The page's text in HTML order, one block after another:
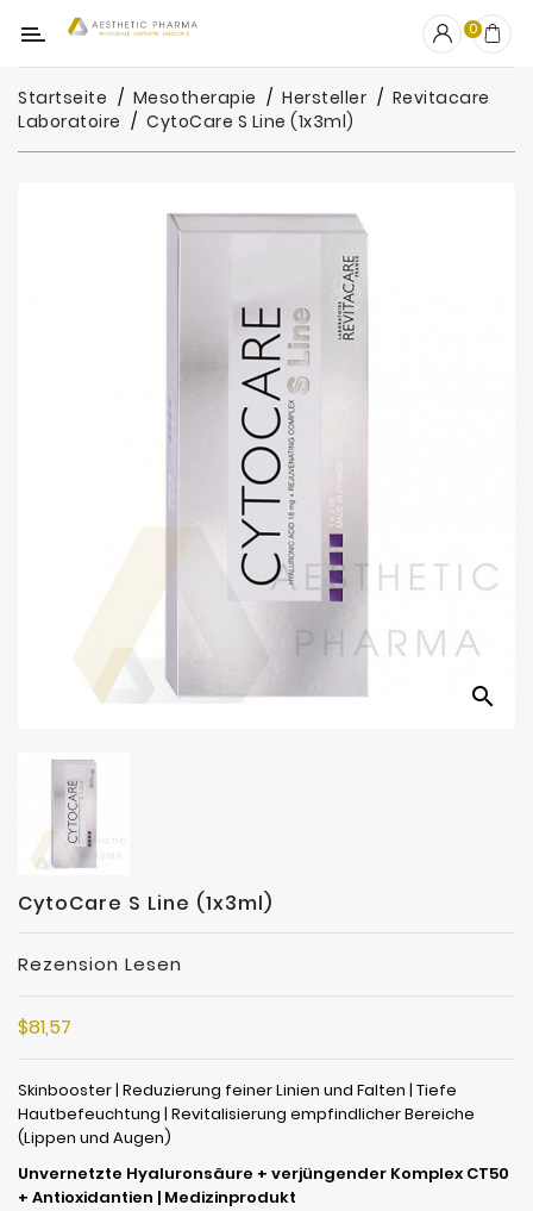
Kategorie
OUTLET
Fillers
0
Startseite Mesotherapie Hersteller
Revitacare
Laboratoire
CytoCare S Line (1x3ml)
search
CytoCare S Line (1x3ml)
Rezension Lesen
$81,57
Skinbooster | Reduzierung feiner Linien und Falten | Tiefe
Hautbefeuchtung | Revitalisierung empfindlicher Bereiche
(Lippen und Augen)
Unvernetzte Hyaluronsäure + verjüngender Komplex CT50
+ Antioxidantien | Medizinprodukt